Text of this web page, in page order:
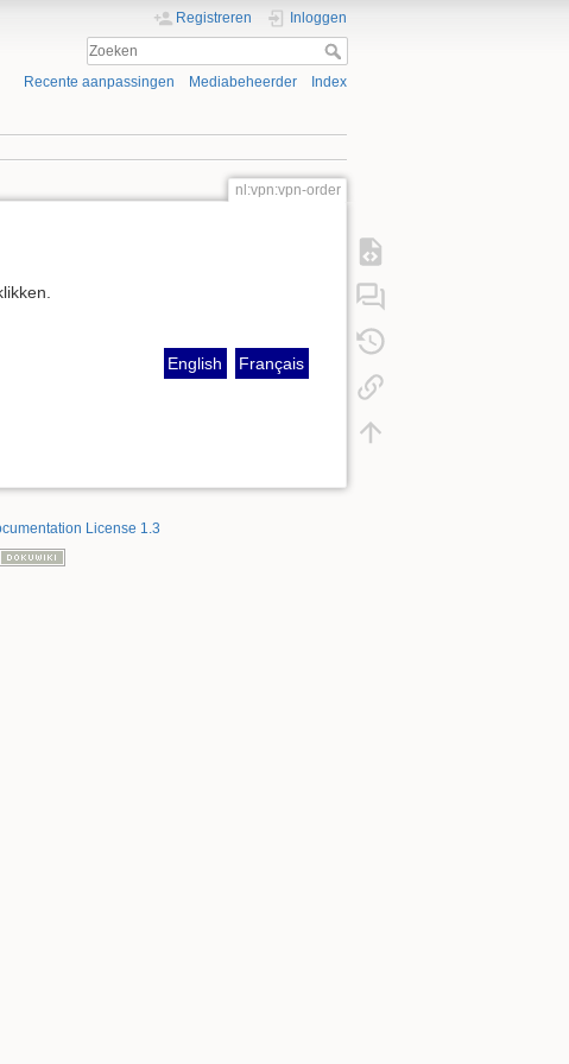
Registreren Inloggen
Recente aanpassingen Mediabeheerder Index
nl:vpn:vpn-order
English Français
License 1.3